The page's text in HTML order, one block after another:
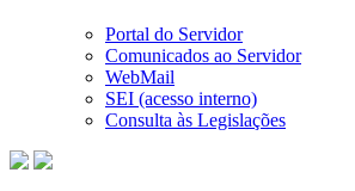
Portal do Servidor
Comunicados ao Servidor
WebMail
SEI (acesso interno)
Consulta às Legislações